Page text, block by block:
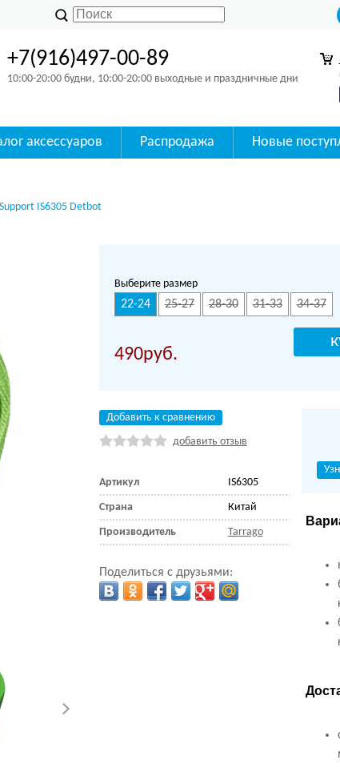
+7(916)497-00-89
10:00-20:00 будни, 10:00-20:00 выходные и праздничные дни
аксессуаров Распродажа Новые
IS6305 Detbot
Выберите размер
22-24 25-27 28-30 31-33 34-37
490
Добавить к сравнению
добавить отзыв
Артикул IS6305
Страна Китай
Производитель Tarrago
Поделиться с друзьями: